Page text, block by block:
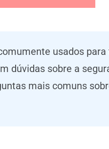
usados
dúvidas sobre a
mais comuns